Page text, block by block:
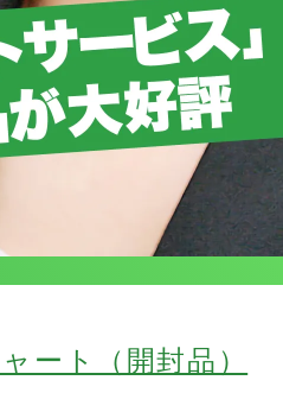
ート（開封品）